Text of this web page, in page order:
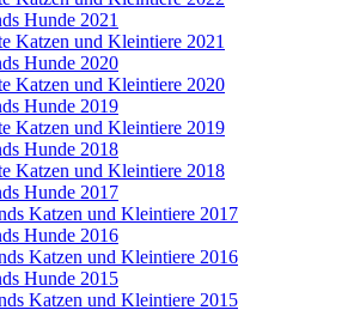
Hunde 2021
Katzen und Kleintiere 2021
Hunde 2020
Katzen und Kleintiere 2020
Hunde 2019
Katzen und Kleintiere 2019
Hunde 2018
Katzen und Kleintiere 2018
Hunde 2017
Katzen und Kleintiere 2017
Hunde 2016
Katzen und Kleintiere 2016
Hunde 2015
Katzen und Kleintiere 2015